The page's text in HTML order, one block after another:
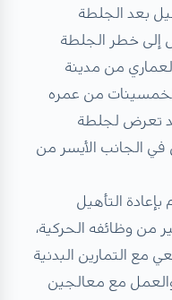
بعد الجلطة
إلى خطر الجلطة
من مدينة
من عمره
قد تعرض لجلطة
الجانب الأيسر من
التأهيل
من وظائفه الحركية،
مع التمارين البدنية
والعمل مع معالجين